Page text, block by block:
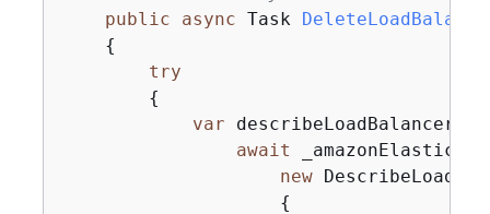
public
async Task
{
try
{
var
await
new
{